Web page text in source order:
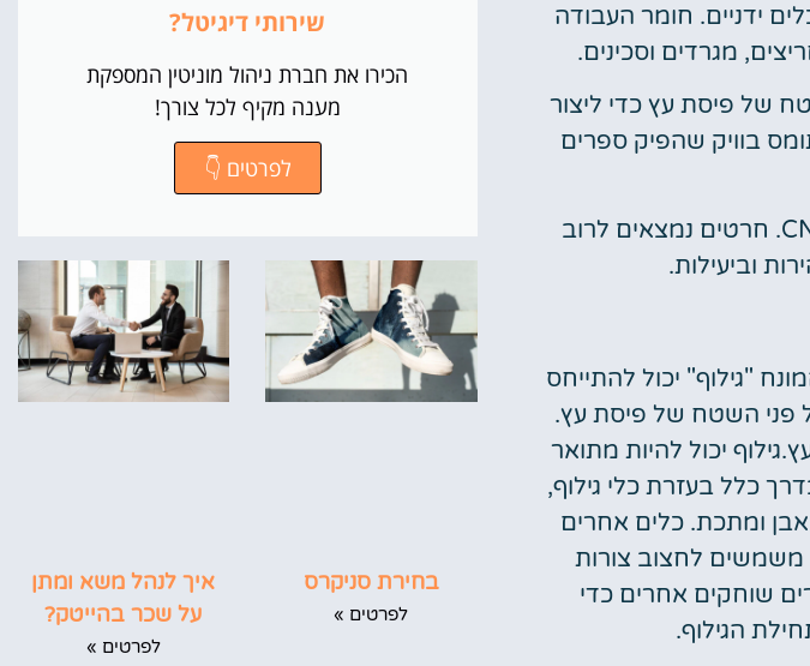
ידניים. חומר העבודה
מגרדים וסכינים.
של פיסת עץ כדי ליצור
עץ זכתה לפופולריות בשנות ה-1800 על ידי תומס בוויק שהפיק ספרים
יכולה להתבצע בעבודת יד או במכונות כמו לייזרים או נתבי CNC. חרטים נמצאים לרוב
וביעילות.
"גילוף" יכול להתייחס
פני השטח של פיסת עץ.
יכול להיות מתואר
כלל בעזרת כלי גילוף,
ומתכת. כלים אחרים
משמשים לחצוב צורות
שוחקים אחרים כדי
הגילוף.
שירותי דיגיטל?
הכירו את חברת ניהול מוניטין המספקת
מענה מקיף לכל צורך!
לפרטים 👇
בחירת סניקרס
לפרטים »
איך לנהל משא ומתן
על שכר בהייטק?
לפרטים »